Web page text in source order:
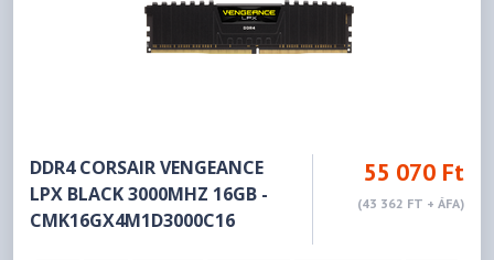
DDR4 CORSAIR VENGEANCE
LPX BLACK 3000MHZ 16GB -
CMK16GX4M1D3000C16
55 070 Ft
(43 362 FT + ÁFA)